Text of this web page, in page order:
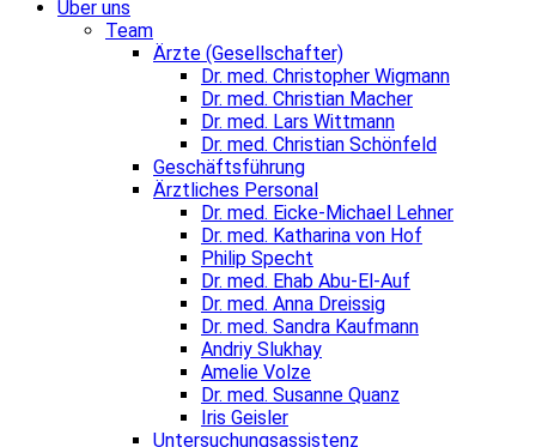
Über uns
Team
Ärzte (Gesellschafter)
Dr. med. Christopher Wigmann
Dr. med. Christian Macher
Dr. med. Lars Wittmann
Dr. med. Christian Schönfeld
Geschäftsführung
Ärztliches Personal
Dr. med. Eicke-Michael Lehner
Dr. med. Katharina von Hof
Philip Specht
Dr. med. Ehab Abu-El-Auf
Dr. med. Anna Dreissig
Dr. med. Sandra Kaufmann
Andriy Slukhay
Amelie Volze
Dr. med. Susanne Quanz
Iris Geisler
Untersuchungsassistenz